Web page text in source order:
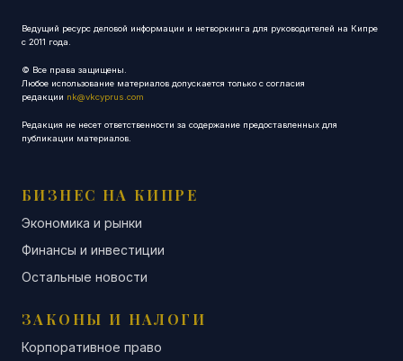
Ведущий ресурс деловой информации и нетворкинга для руководителей на Кипре
с 2011 года.
© Все права защищены.
Любое использование материалов допускается только с согласия
редакции nk@vkcyprus.com
Редакция не несет ответственности за содержание предоставленных для
публикации материалов.
БИЗНЕС НА КИПРЕ
Экономика и рынки
Финансы и инвестиции
Остальные новости
ЗАКОНЫ И НАЛОГИ
Корпоративное право